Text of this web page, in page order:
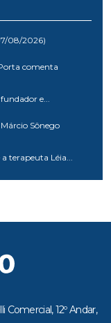
08/2026)
comenta
e...
Sônego
terapeuta Léia...
Comercial, 12º Andar,